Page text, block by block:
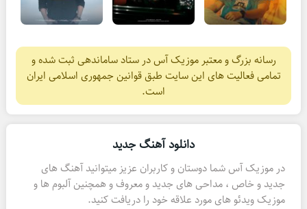
رسانه بزرگ و معتبر موزیک آس در ستاد ساماندهی ثبت شده و
تمامی فعالیت های این سایت طبق قوانین جمهوری اسلامی ایران
است.
دانلود آهنگ جدید
در موزیک آس شما دوستان و کاربران عزیز میتوانید آهنگ های
جدید و خاص ، مداحی های جدید و معروف و همچنین آلبوم ها و
موزیک ویدئو های مورد علاقه خود را دریافت کنید.